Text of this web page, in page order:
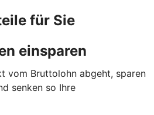
für Sie
einsparen
vom Bruttolohn abgeht, sparen
senken so Ihre